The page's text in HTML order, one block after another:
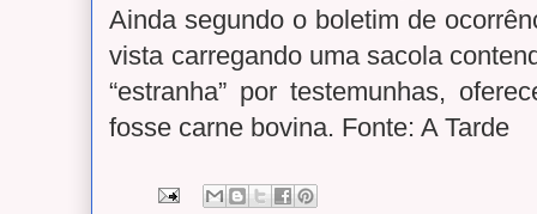
Ainda segundo o boletim de
vista carregando uma sacola
“estranha” por testemunhas,
fosse carne bovina. Fonte: A Tarde